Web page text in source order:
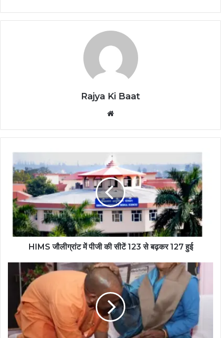
Rajya Ki Baat
HIMS जौलीग्रांट में पीजी की सीटें 123 से बढ़कर 127 हुई